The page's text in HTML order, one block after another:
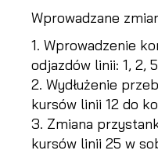
Wprowadzane
Wprowadzenie
odjazdów linii: 1, 2,
Wydłużenie
kursów linii 12 do
Zmiana
kursów linii 25 w